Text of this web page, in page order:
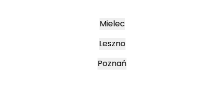
Mielec
Leszno
Poznań